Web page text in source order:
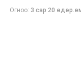
бүтээсэн "Зөн
Огноо: 3 сар 20